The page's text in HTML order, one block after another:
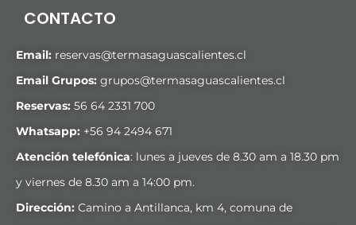
CONTACTO
Email: reservas@termasaguascalientes.cl
Email Grupos: grupos@termasaguascalientes.cl
Reservas: 56 64 2331 700
Whatsapp: +56 94 2494 671
Atención telefónica: lunes a jueves de 8.30 am a 18.30 pm
y viernes de 8.30 am a 14:00 pm.
Dirección: Camino a Antillanca, km 4, comuna de